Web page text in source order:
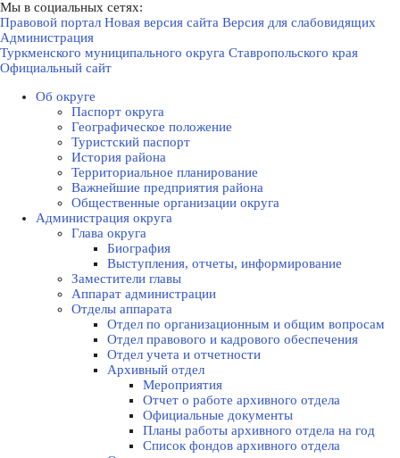
Мы в социальных сетях:
Правовой портал Новая версия сайта Версия для слабовидящих
Администрация
Туркменского муниципального округа Ставропольского края
Официальный сайт
Об округе
Паспорт округа
Географическое положение
Туристский паспорт
История района
Территориальное планирование
Важнейшие предприятия района
Общественные организации округа
Администрация округа
Глава округа
Биография
Выступления, отчеты, информирование
Заместители главы
Аппарат администрации
Отделы аппарата
Отдел по организационным и общим вопросам
Отдел правового и кадрового обеспечения
Отдел учета и отчетности
Архивный отдел
Мероприятия
Отчет о работе архивного отдела
Официальные документы
Планы работы архивного отдела на год
Список фондов архивного отдела